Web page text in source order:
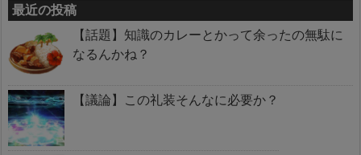
最近の投稿
【話題】知識のカレーとかって余ったの無駄に
なるんかね？
【議論】この礼装そんなに必要か？